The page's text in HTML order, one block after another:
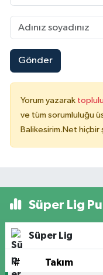
Gönder
Yorum yazarak
ve tüm sorumluluğu
Balikesirim.Net hiçbir
Süper Lig
Süper Lig
# Takım